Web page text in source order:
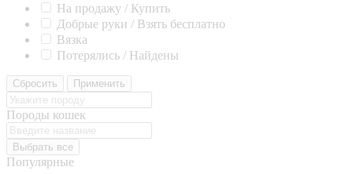
На продажу / Купить
Добрые руки / Взять бесплатно
Вязка
Потерялись / Найдены
Сбросить Применить
Породы кошек
Выбрать все
Популярные